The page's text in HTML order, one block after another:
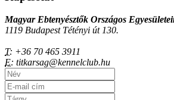
Magyar Ebtenyésztők Országos
1119 Budapest Tétényi út 130.
T: +36 70 465 3911
E: titkarsag@kennelclub.hu